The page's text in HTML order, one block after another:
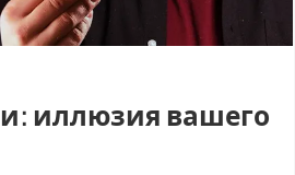
иллюзия вашего